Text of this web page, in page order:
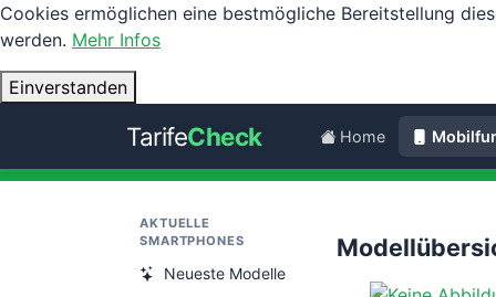
Cookies ermöglichen eine bestmögliche Bereitstellung
werden. Mehr Infos
Einverstanden
TarifeCheck Home
AKTUELLE
SMARTPHONES
Neueste Modelle